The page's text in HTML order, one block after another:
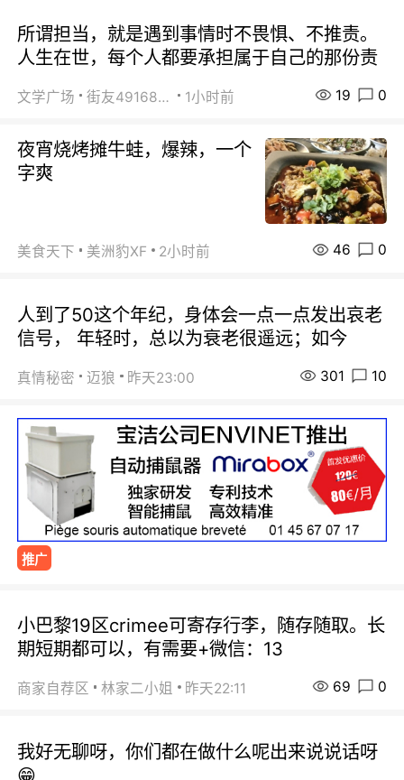
所谓担当，就是遇到事情时不畏惧、不推责。
人生在世，每个人都要承担属于自己的那份责
文学广场 街友49168527 1小时前 19 0
夜宵烧烤摊牛蛙，爆辣，一个
字爽
美食天下 美洲豹XF 2小时前 46 0
人到了50这个年纪，身体会一点一点发出哀老
信号， 年轻时，总以为衰老很遥远；如今
真情秘密 迈狼 昨天23:00 301 10
推广
小巴黎19区crimee可寄存行李，随存随取。长
期短期都可以，有需要+微信：13
商家自荐区 林家二小姐 昨天22:11 69 0
我好无聊呀，你们都在做什么呢出来说说话呀
😁